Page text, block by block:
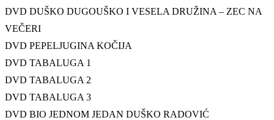
DVD DUŠKO DUGOUŠKO I VESELA DRUŽINA – ZEC NA
VEČERI
DVD PEPELJUGINA KOČIJA
DVD TABALUGA 1
DVD TABALUGA 2
DVD TABALUGA 3
DVD BIO JEDNOM JEDAN DUŠKO RADOVIĆ